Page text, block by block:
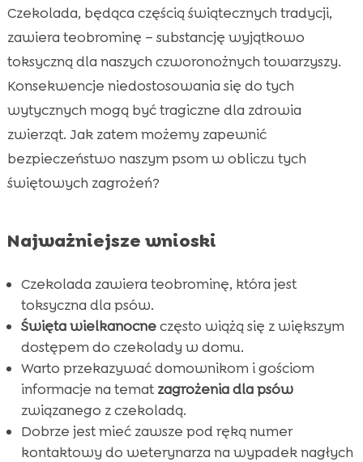
 Objawy zatrucia czekoladą u psa
 Pies i czekolada wielkanocna
 Jak zapobiegać zatruciu czekoladą?
 Jak postępować w przypadku zatrucia
czekoladą?
 Bezpieczne smakołyki dla psów na Wielkanoc
 Wielkanocne zagrożenia poza czekoladą
 Produkty CricksyDog – bezpieczne

Jakie inne substancje mogą być
niebezpieczne dla psa?
 Znaczenie regularnych wizyt u weterynarza
 Jak dbać o psa podczas świąt?
 Rola edukacji w zapobieganiu zatruciom
 Wniosek
FAQ
Czekolada, będąca częścią świątecznych tradycji,
zawiera teobrominę – substancję wyjątkowo
toksyczną dla naszych czworonożnych towarzyszy.
Konsekwencje niedostosowania się do tych
wytycznych mogą być tragiczne dla zdrowia
zwierząt. Jak zatem możemy zapewnić
bezpieczeństwo naszym psom w obliczu tych
świętowych zagrożeń?
Najważniejsze wnioski
Czekolada zawiera teobrominę, która jest
toksyczna dla psów.
Święta wielkanocneczęsto wiążą się z większym
dostępem do czekolady w domu.
Warto przekazywać domownikom i gościom
informacje na temat zagrożenia dla psów
związanego z czekoladą.
Dobrze jest mieć zawsze pod ręką numer
kontaktowy do weterynarza na wypadek nagłych